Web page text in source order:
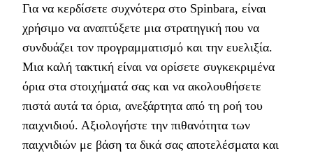
Για να κερδίσετε συχνότερα στο Spinbara, είναι
χρήσιμο να αναπτύξετε μια στρατηγική που να
συνδυάζει τον προγραμματισμό και την ευελιξία.
Μια καλή τακτική είναι να ορίσετε συγκεκριμένα
όρια στα στοιχήματά σας και να ακολουθήσετε
πιστά αυτά τα όρια, ανεξάρτητα από τη ροή του
παιχνιδιού. Αξιολογήστε την πιθανότητα των
παιχνιδιών με βάση τα δικά σας αποτελέσματα και